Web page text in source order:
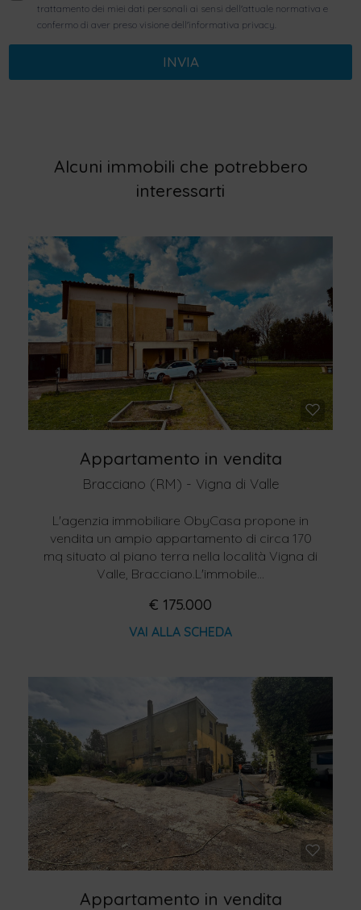
trattamento dei miei dati personali ai sensi dell'attuale normativa e
confermo di aver preso visione dell'informativa privacy.
INVIA
Alcuni immobili che potrebbero
interessarti
Appartamento in vendita
Bracciano (RM) - Vigna di Valle
L'agenzia immobiliare ObyCasa propone in
vendita un ampio appartamento di circa 170
mq situato al piano terra nella località Vigna di
Valle, Bracciano.L'immobile...
€ 175.000
VAI ALLA SCHEDA
Appartamento in vendita